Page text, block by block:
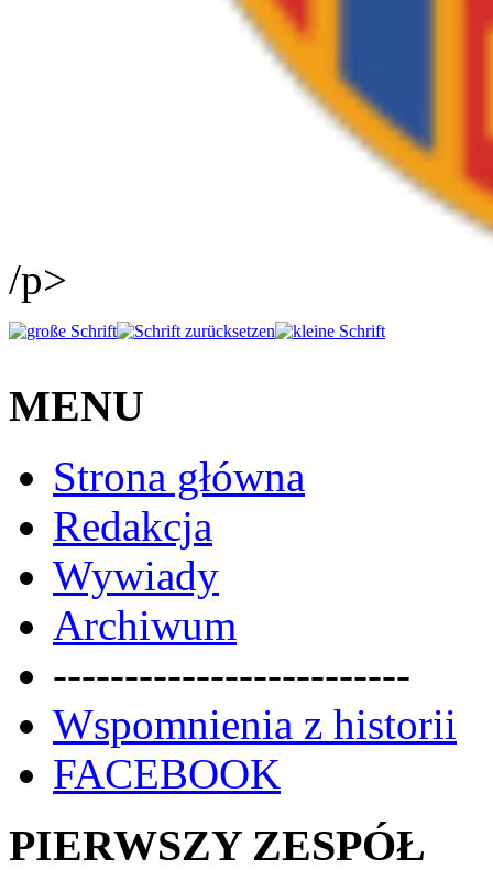
/p>
MENU
Strona główna
Redakcja
Wywiady
Archiwum
-------------------------
Wspomnienia z historii
FACEBOOK
PIERWSZY ZESPÓŁ